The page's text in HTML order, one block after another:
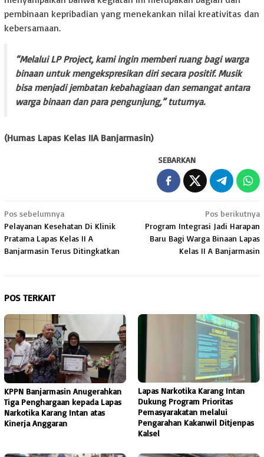
pembinaan kepribadian yang menekankan nilai kreativitas dan
kebersamaan.
“Melalui LP Project, kami ingin memberi ruang bagi warga
binaan untuk mengekspresikan diri secara positif. Musik
bisa menjadi jembatan kebahagiaan dan semangat antara
warga binaan dan para pengunjung,” tuturnya.
(Humas Lapas Kelas IIA Banjarmasin)
SEBARKAN
Navigasi
pos
Pos sebelumnya
Pelayanan Kesehatan Di Klinik
Pratama Lapas Kelas II A
Banjarmasin Terus Ditingkatkan
Pos berikutnya
Program Integrasi Jadi Harapan
Baru Bagi Warga Binaan Lapas
Kelas II A Banjarmasin
POS TERKAIT
KPPN Banjarmasin Anugerahkan
Tiga Penghargaan kepada Lapas
Narkotika Karang Intan atas
Kinerja Anggaran
Lapas Narkotika Karang Intan
Dukung Program Prioritas
Pemasyarakatan melalui
Pengarahan Kakanwil Ditjenpas
Kalsel